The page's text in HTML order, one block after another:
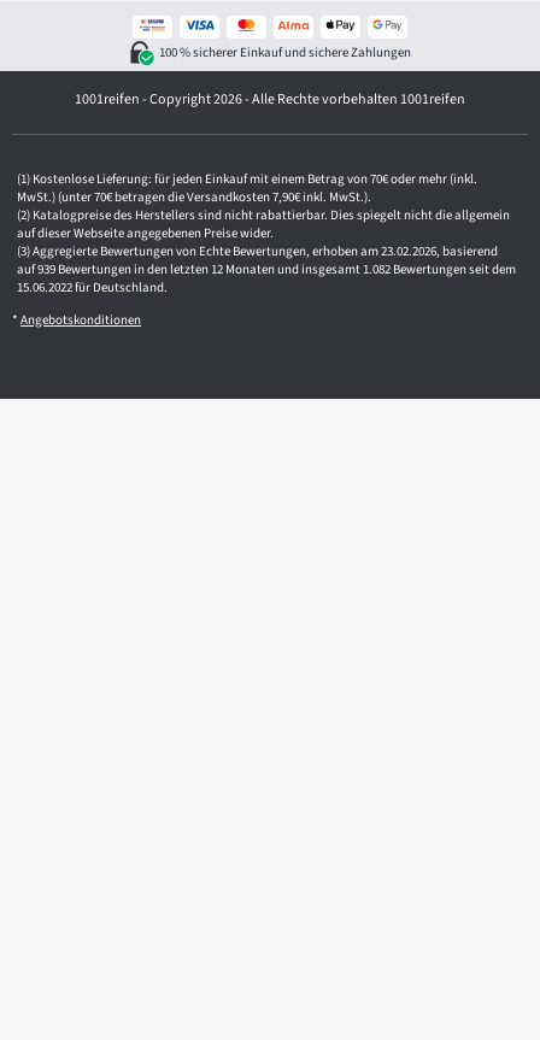
e
100 % sicherer Einkauf und sichere Zahlungen
1001reifen - Copyright 2026 - Alle Rechte vorbehalten 1001reifen
Kostenlose Lieferung: für jeden Einkauf mit einem Betrag von 70€ oder mehr (inkl.
MwSt.) (unter 70€ betragen die Versandkosten 7,90€ inkl. MwSt.).
Katalogpreise des Herstellers sind nicht rabattierbar. Dies spiegelt nicht die allgemein
auf dieser Webseite angegebenen Preise wider.
Aggregierte Bewertungen von Echte Bewertungen, erhoben am 23.02.2026, basierend
auf 939 Bewertungen in den letzten 12 Monaten und insgesamt 1.082 Bewertungen seit dem
15.06.2022 für Deutschland.
* Angebotskonditionen